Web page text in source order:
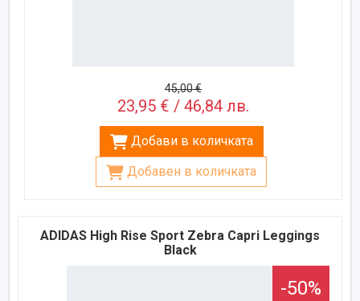
45,00 €
23,95 € / 46,84 лв.
Добави в количката
Добавен в количката
ADIDAS High Rise Sport Zebra Capri Leggings
Black
-50%